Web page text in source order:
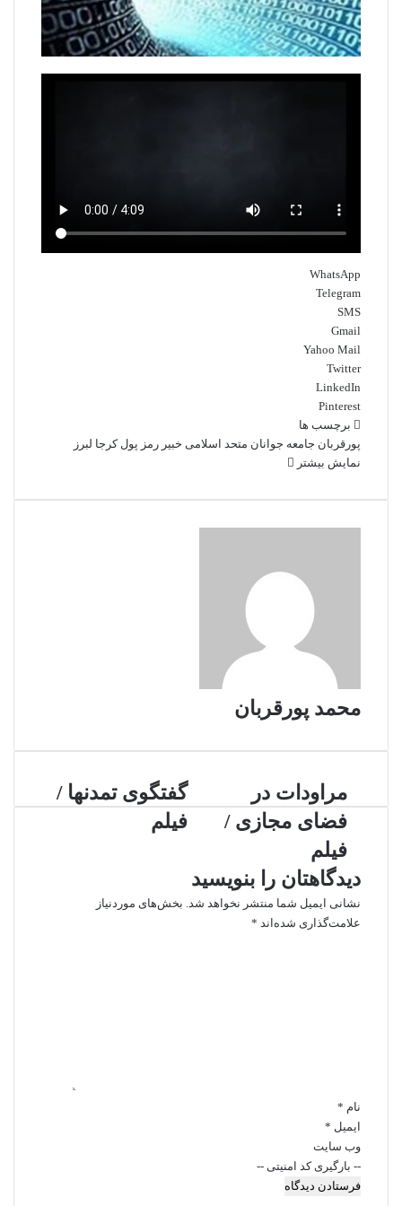
WhatsApp
Telegram
SMS
Gmail
Yahoo Mail
Twitter
LinkedIn
Pinterest
برچسب ها
پورقربان جامعه جوانان متحد اسلامی خبیر رمز پول کرجا لبرز
نمایش بیشتر
محمد پورقربان
گفتگوی
تمدنها
/
گفتگوی تمدنها /
فیلم
مراودات
در
فضای
مجازی
فیلم
مراودات در
فضای مجازی /
فیلم
دیدگاهتان را بنویسید
نشانی ایمیل شما منتشر نخواهد شد. بخش‌های موردنیاز
علامت‌گذاری شده‌اند *
نام *
ایمیل *
وب‌ سایت
-- بارگیری کد امنیتی --